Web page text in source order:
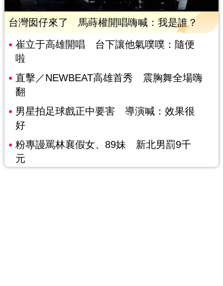
台灣囡仔來了 馬蒔權開唱嗨喊：我是誰？
崔立于高雄開唱 台下讓他氣噗噗：隨便
啦
直擊／NEWBEAT高雄首秀 震胸舞全場嗨
翻
男星拍足球戲正中要害 導演喊：效果很
好
粉專謾罵林襄假女、89妹 新北男罰9千
元